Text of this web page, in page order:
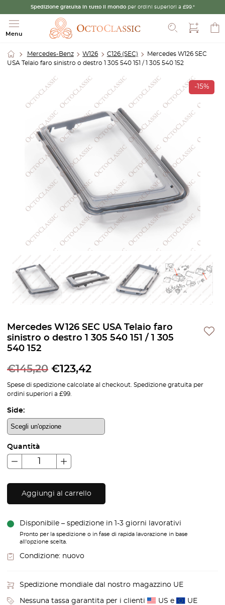
Spedizione gratuita in tutto il mondo per ordini superiori a £99.*
Menu
Cerca
Mercedes-Benz W126 C126 (SEC)
Mercedes W126 SEC
USA Telaio faro sinistro o destro 1 305 540 151 / 1 305 540 152
-15%
Mercedes W126 SEC USA Telaio faro
sinistro o destro 1 305 540 151 / 1 305
540 152
€145,20 €123,42
Spese di spedizione calcolate al checkout. Spedizione gratuita per
ordini superiori a £99.
Side:
Quantità
Aggiungi al carrello
Disponibile – spedizione in 1-3 giorni lavorativi
Pronto per la spedizione o in fase di rapida lavorazione in base
all'opzione scelta.
Condizione: nuovo
Spedizione mondiale dal nostro magazzino UE
Nessuna tassa garantita per i clienti US e UE